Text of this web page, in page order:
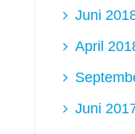
Juni
April
Juni